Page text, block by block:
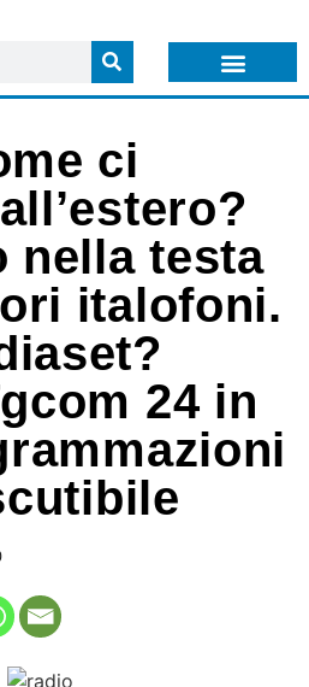
ci
nella testa
italofoni.
24 in